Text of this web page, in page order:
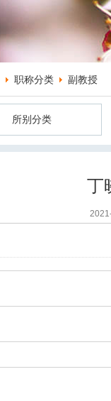
职称分类 副教授
所别分类
丁